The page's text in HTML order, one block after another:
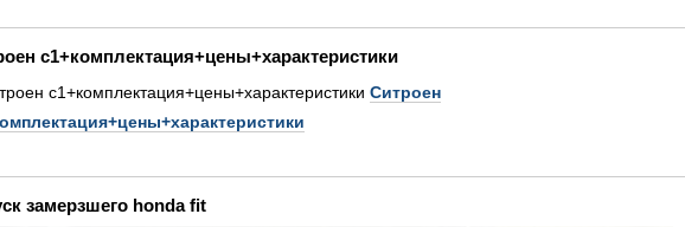
с1+комплектация+цены+характеристики
Ситроен
замерзшего honda fit